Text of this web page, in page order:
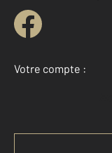
Votre compte :